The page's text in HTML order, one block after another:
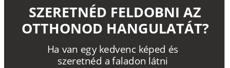
Ha van egy kedvenc képed és
szeretnéd a faladon látni
SZERETNÉD FELDOBNI AZ
OTTHONOD HANGULATÁT?